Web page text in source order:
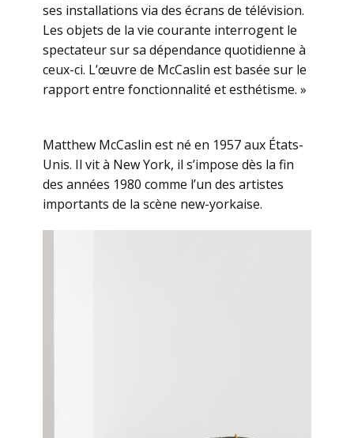
ses installations via des écrans de télévision.
Les objets de la vie courante interrogent le
spectateur sur sa dépendance quotidienne à
ceux-ci. L’œuvre de McCaslin est basée sur le
rapport entre fonctionnalité et esthétisme. »
Matthew McCaslin est né en 1957 aux États-
Unis. Il vit à New York, il s’impose dès la fin
des années 1980 comme l’un des artistes
importants de la scène new-yorkaise.